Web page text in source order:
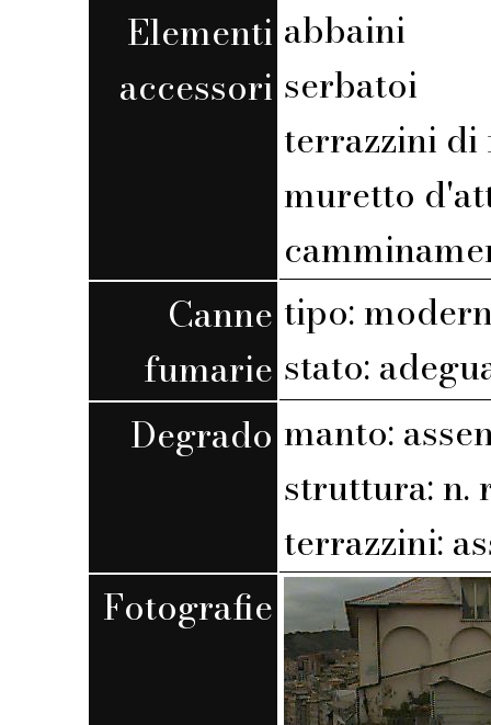
Elementi
accessori
abbaini
serbatoi
terrazzini
muretto
Canne
fumarie
tipo:
stato:
Degrado manto:
struttura: n.
terrazzini:
Fotografie